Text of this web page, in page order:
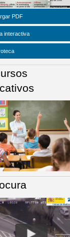
ACTUAL
PDF
interactiva